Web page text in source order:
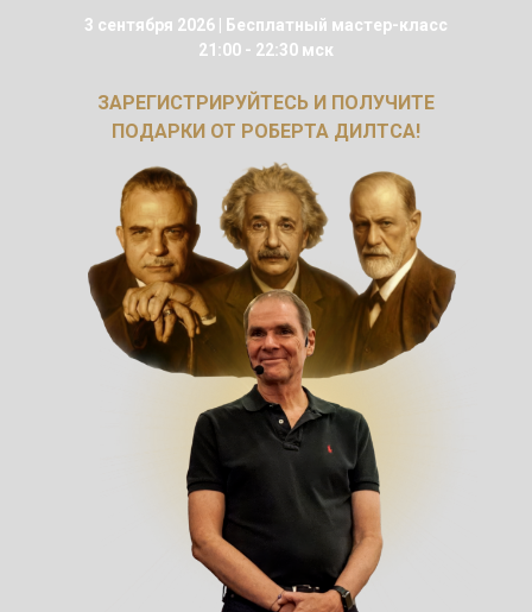
3 сентября 2026 | Бесплатный мастер-класс
21:00 - 22:30 мск
ЗАРЕГИСТРИРУЙТЕСЬ И ПОЛУЧИТЕ
ПОДАРКИ ОТ РОБЕРТА ДИЛТСА!